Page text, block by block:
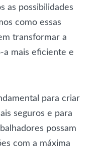
as possibilidades
como essas
transformar a
a mais eficiente e
para criar
seguros e para
possam
com a máxima